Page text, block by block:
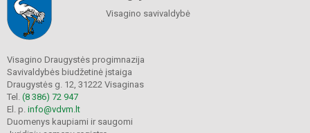
Visagino savivaldybė
Visagino Draugystės progimnazija
Savivaldybės biudžetinė įstaiga
Draugystės g. 12, 31222 Visaginas
Tel. (8 386) 72 947
El. p. info@vdvm.lt
Duomenys kaupiami ir saugomi